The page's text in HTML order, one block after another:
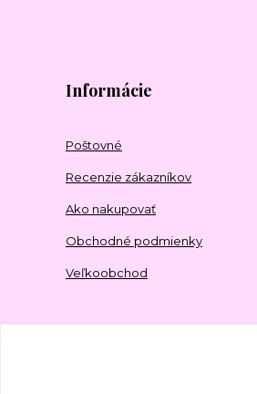
Informácie
Poštovné
Recenzie zákazníkov
Ako nakupovať
Obchodné podmienky
Veľkoobchod